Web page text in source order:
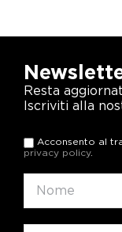
Resta
Iscriviti alla
Acconsento al
privacy policy.